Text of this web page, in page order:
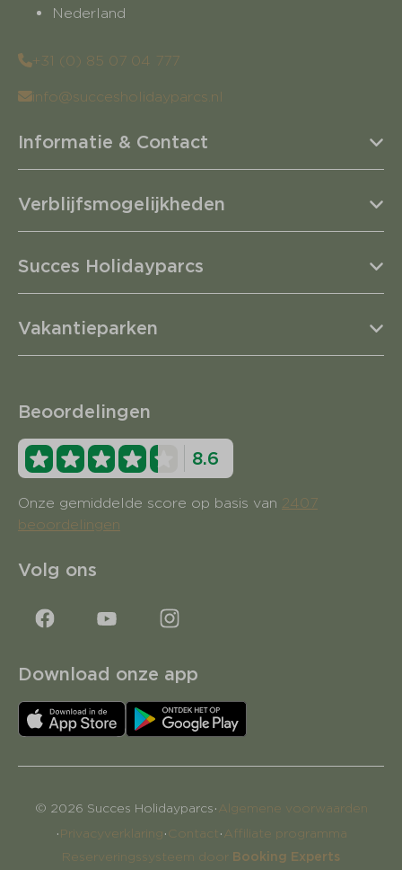
Nederland
+31 (0) 85 07 04 777
info@succesholidayparcs.nl
Informatie & Contact
Verblijfsmogelijkheden
Succes Holidayparcs
Vakantieparken
Beoordelingen
8.6
Onze gemiddelde score op basis van 2407
beoordelingen
Volg ons
Download onze app
© 2026 Succes Holidayparcs·Algemene voorwaarden
·Privacyverklaring·Contact ·Affiliate programma
Reserveringssysteem door Booking Experts